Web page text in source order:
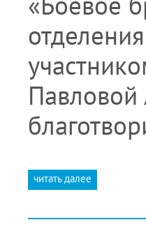
читать далее